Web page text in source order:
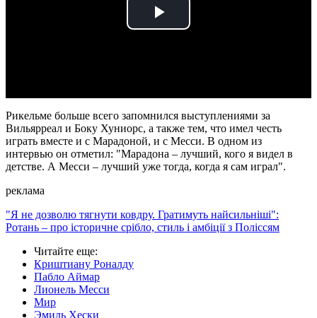
Play
Рикельме больше всего запомнился выступлениями за
Вильярреал и Боку Хуниорс, а также тем, что имел честь
играть вместе и с Марадоной, и с Месси. В одном из
интервью он отметил: "Марадона – лучший, кого я видел в
детстве. А Месси – лучший уже тогда, когда я сам играл".
реклама
"Я не дозволю тягнути ковдру. Гратимуть найсильніші":
Ротань – про історичне срібло, стиль і амбіції з Поліссям
Читайте еще:
Криштиану Роналду
Пабло Аймар
Лионель Месси
Мир
Эмиль Хески